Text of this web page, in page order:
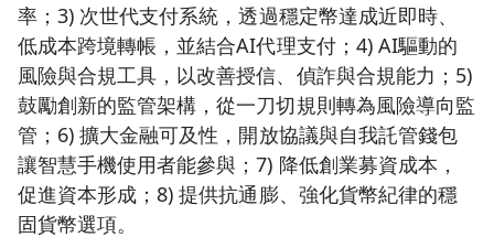
率；3) 次世代支付系統，透過穩定幣達成近即時、
低成本跨境轉帳，並結合AI代理支付；4) AI驅動的
風險與合規工具，以改善授信、偵詐與合規能力；5)
鼓勵創新的監管架構，從一刀切規則轉為風險導向監
管；6) 擴大金融可及性，開放協議與自我託管錢包
讓智慧手機使用者能參與；7) 降低創業募資成本，
促進資本形成；8) 提供抗通膨、強化貨幣紀律的穩
固貨幣選項。